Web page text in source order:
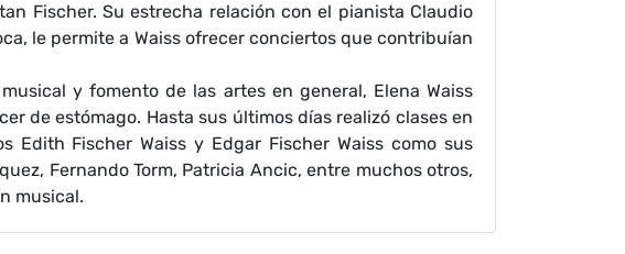
Fischer. Su estrecha relación con el pianista Claudio
le permite a Waiss ofrecer conciertos que contribuían
y fomento de las artes en general, Elena Waiss
de estómago. Hasta sus últimos días realizó clases en
Edith Fischer Waiss y Edgar Fischer Waiss como sus
Fernando Torm, Patricia Ancic, entre muchos otros,
musical.